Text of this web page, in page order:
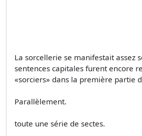
La sorcellerie se manifestait assez
sentences capitales furent encore
«sorciers» dans la première partie
Parallèlement.
toute une série de sectes.